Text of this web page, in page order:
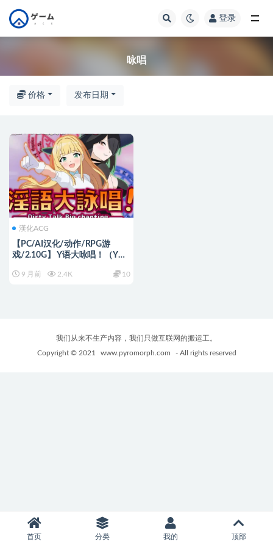
登录
咏唱
价格 发布日期
漢化ACG
【PC/AI汉化/动作/RPG游
戏/2.10G】 Y语大咏唱！（Y語
档+动作RPG游戏+2.10G
9 月前 2.4K 10
我们从来不生产内容，我们只做互联网的搬运工。
Copyright © 2021
www.pyromorph.com - All rights reserved
首页 分类 我的 顶部